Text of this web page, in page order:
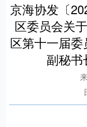
京海协发〔
区委员会关
区第十一届
副秘书